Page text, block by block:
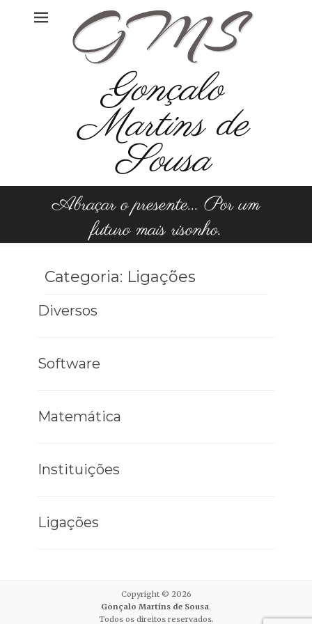
Gonçalo
Martins de
Sousa
Abraçar o presente... Por um
futuro mais risonho.
Categoria: Ligações
Diversos
Software
Matemática
Instituições
Ligações
Copyright © 2026
Gonçalo Martins de Sousa.
Todos os direitos reservados.